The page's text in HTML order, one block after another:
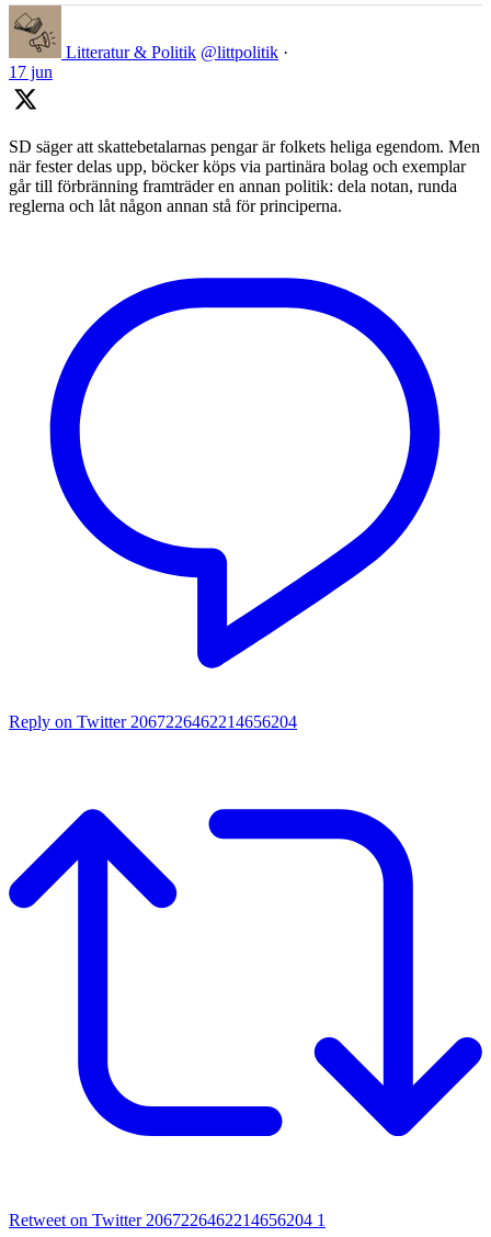
Litteratur & Politik @littpolitik ·
17 jun
SD säger att skattebetalarnas pengar är folkets heliga egendom. Men
när fester delas upp, böcker köps via partinära bolag och exemplar
går till förbränning framträder en annan politik: dela notan, runda
reglerna och låt någon annan stå för principerna.
Reply on Twitter 2067226462214656204
Retweet on Twitter 2067226462214656204 1